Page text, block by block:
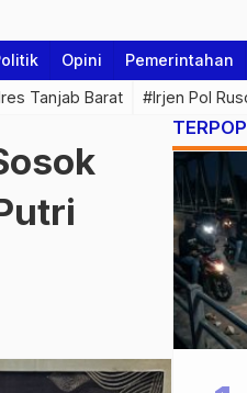
Opini Pemerintahan
Tanjab Barat #Irjen Pol